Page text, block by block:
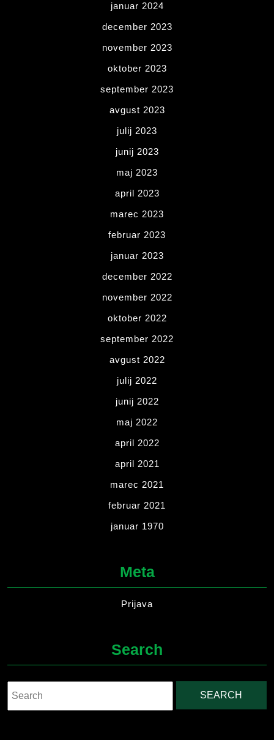
januar 2024
december 2023
november 2023
oktober 2023
september 2023
avgust 2023
julij 2023
junij 2023
maj 2023
april 2023
marec 2023
februar 2023
januar 2023
december 2022
november 2022
oktober 2022
september 2022
avgust 2022
julij 2022
junij 2022
maj 2022
april 2022
april 2021
marec 2021
februar 2021
januar 1970
Meta
Prijava
Search
for: